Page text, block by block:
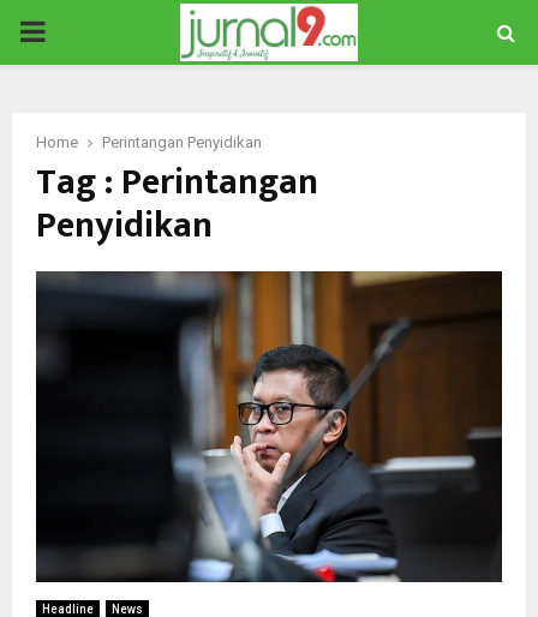
PRIMARY
Home Perintangan Penyidikan
Tag : Perintangan
Penyidikan
Headline News